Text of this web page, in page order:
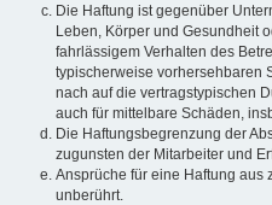
Die Haftung ist gegenüber
Leben, Körper und Gesundheit
fahrlässigem Verhalten des
typischerweise vorhersehbaren
nach auf die vertragstypischen
auch für mittelbare Schäden,
Die Haftungsbegrenzung der
zugunsten der Mitarbeiter und
Ansprüche für eine Haftung aus
unberührt.